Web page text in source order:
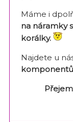
Máme i
na náramky
korálky.
Najdete u